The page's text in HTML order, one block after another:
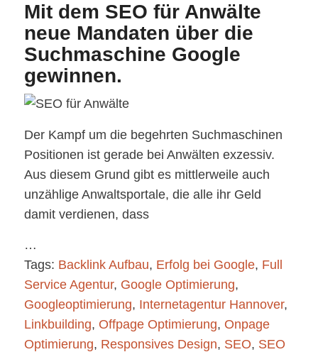
Mit dem SEO für Anwälte
neue Mandaten über die
Suchmaschine Google
gewinnen.
Der Kampf um die begehrten Suchmaschinen
Positionen ist gerade bei Anwälten exzessiv.
Aus diesem Grund gibt es mittlerweile auch
unzählige Anwaltsportale, die alle ihr Geld
damit verdienen, dass
…
Tags: Backlink Aufbau, Erfolg bei Google, Full
Service Agentur, Google Optimierung,
Googleoptimierung, Internetagentur Hannover,
Linkbuilding, Offpage Optimierung, Onpage
Optimierung, Responsives Design, SEO, SEO